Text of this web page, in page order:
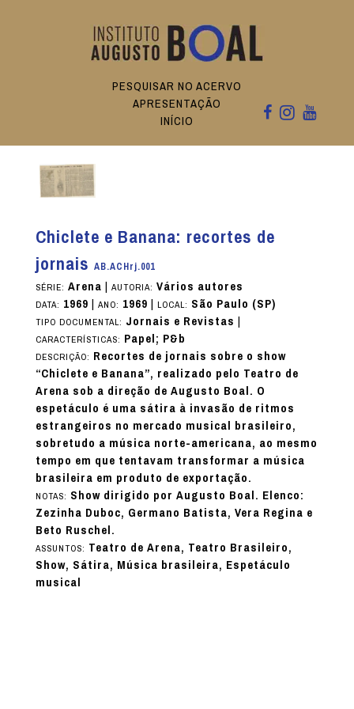
PESQUISAR NO ACERVO
APRESENTAÇÃO
INÍCIO
Chiclete e Banana: recortes de
jornais AB.ACHrj.001
SÉRIE: Arena| AUTORIA: Vários autores
DATA: 1969| ANO: 1969| LOCAL: São Paulo (SP)
TIPO DOCUMENTAL: Jornais e Revistas |
CARACTERÍSTICAS: Papel; P&b
DESCRIÇÃO: Recortes de jornais sobre o show
“Chiclete e Banana”, realizado pelo Teatro de
Arena sob a direção de Augusto Boal. O
espetáculo é uma sátira à invasão de ritmos
estrangeiros no mercado musical brasileiro,
sobretudo a música norte-americana, ao mesmo
tempo em que tentavam transformar a música
brasileira em produto de exportação.
NOTAS: Show dirigido por Augusto Boal. Elenco:
Zezinha Duboc, Germano Batista, Vera Regina e
Beto Ruschel.
ASSUNTOS: Teatro de Arena, Teatro Brasileiro,
Show, Sátira, Música brasileira, Espetáculo
musical